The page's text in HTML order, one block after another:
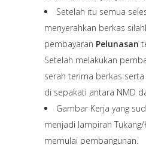
Setelah itu semua
menyerahkan berkas
pembayaran Pelunasan
Setelah melakukan
serah terima berkas
di sepakati antara NMD
Gambar Kerja yang
menjadi lampiran
memulai pembangunan.